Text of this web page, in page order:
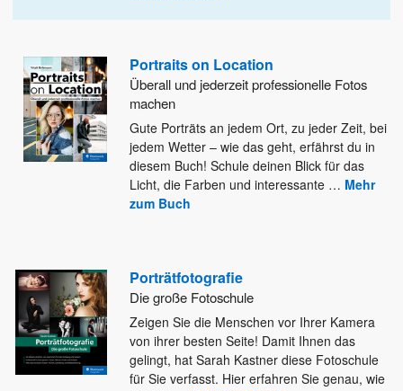
Portraits on Location
Überall und jederzeit professionelle Fotos
machen
Gute Porträts an jedem Ort, zu jeder Zeit, bei
jedem Wetter – wie das geht, erfährst du in
diesem Buch! Schule deinen Blick für das
Licht, die Farben und interessante … Mehr
zum Buch
Porträtfotografie
Die große Fotoschule
Zeigen Sie die Menschen vor Ihrer Kamera
von ihrer besten Seite! Damit Ihnen das
gelingt, hat Sarah Kastner diese Fotoschule
für Sie verfasst. Hier erfahren Sie genau, wie